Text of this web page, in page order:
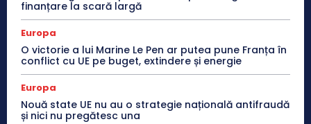
finanțare la scară largă
Europa
O victorie a lui Marine Le Pen ar putea pune Franța în
conflict cu UE pe buget, extindere și energie
Europa
Nouă state UE nu au o strategie națională antifraudă
și nici nu pregătesc una